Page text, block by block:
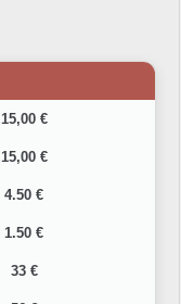
15,00 €
15,00 €
4.50 €
1.50 €
33 €